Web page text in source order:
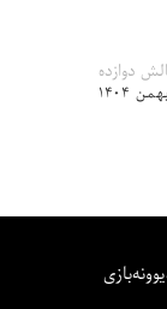
دوازده